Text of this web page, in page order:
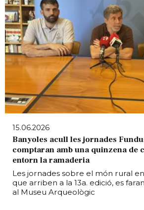
15.06.2026
Banyoles acull les jornades
comptaran amb una quinzena de
entorn la ramaderia
Les jornades sobre el món rural
que arriben a la 13a. edició, es
al Museu Arqueològic